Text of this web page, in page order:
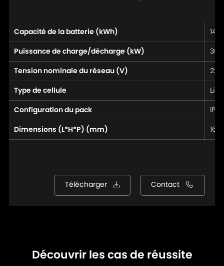
Capacité de la batterie (kWh)
Puissance de charge/décharge (kW) 30/
Tension nominale du réseau (V)
Type de cellule
Configuration du pack
Dimensions (L*H*P) (mm)
Télécharger Contact
Découvrir les cas de réussite